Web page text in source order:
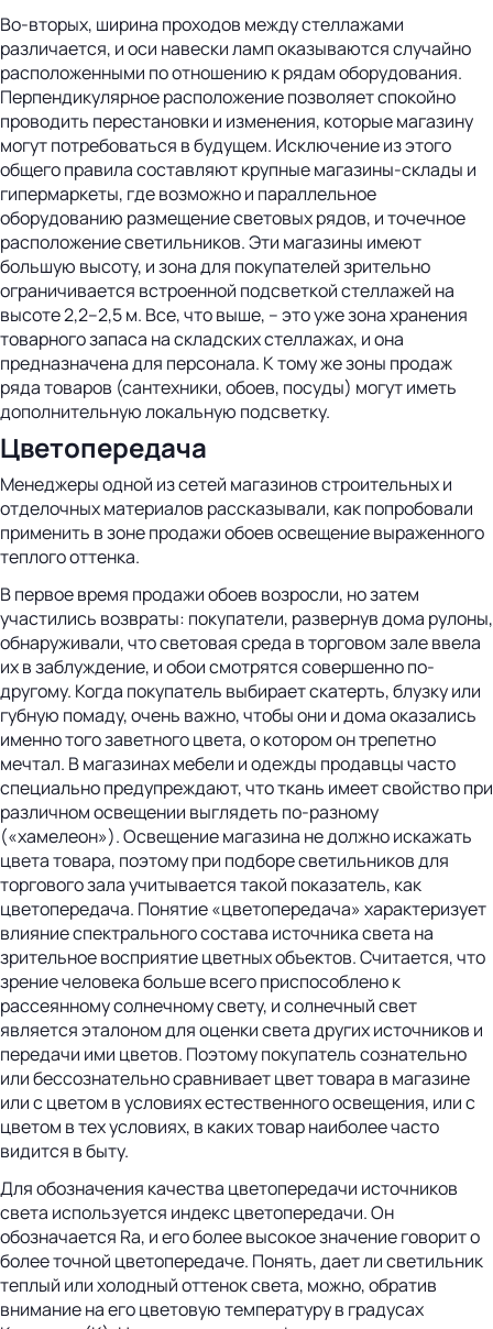
Во-вторых, ширина проходов между стеллажами
различается, и оси навески ламп оказываются случайно
расположенными по отношению к рядам оборудования.
Перпендикулярное расположение позволяет спокойно
проводить перестановки и изменения, которые магазину
могут потребоваться в будущем. Исключение из этого
общего правила составляют крупные магазины-склады и
гипермаркеты, где возможно и параллельное
оборудованию размещение световых рядов, и точечное
расположение светильников. Эти магазины имеют
большую высоту, и зона для покупателей зрительно
ограничивается встроенной подсветкой стеллажей на
высоте 2,2–2,5 м. Все, что выше, – это уже зона хранения
товарного запаса на складских стеллажах, и она
предназначена для персонала. К тому же зоны продаж
ряда товаров (сантехники, обоев, посуды) могут иметь
дополнительную локальную подсветку.
Цветопередача
Менеджеры одной из сетей магазинов строительных и
отделочных материалов рассказывали, как попробовали
применить в зоне продажи обоев освещение выраженного
теплого оттенка.
В первое время продажи обоев возросли, но затем
участились возвраты: покупатели, развернув дома рулоны,
обнаруживали, что световая среда в торговом зале ввела
их в заблуждение, и обои смотрятся совершенно по-
другому. Когда покупатель выбирает скатерть, блузку или
губную помаду, очень важно, чтобы они и дома оказались
именно того заветного цвета, о котором он трепетно
мечтал. В магазинах мебели и одежды продавцы часто
специально предупреждают, что ткань имеет свойство при
различном освещении выглядеть по-разному
(«хамелеон»). Освещение магазина не должно искажать
цвета товара, поэтому при подборе светильников для
торгового зала учитывается такой показатель, как
цветопередача. Понятие «цветопередача» характеризует
влияние спектрального состава источника света на
зрительное восприятие цветных объектов. Считается, что
зрение человека больше всего приспособлено к
рассеянному солнечному свету, и солнечный свет
является эталоном для оценки света других источников и
передачи ими цветов. Поэтому покупатель сознательно
или бессознательно сравнивает цвет товара в магазине
или с цветом в условиях естественного освещения, или с
цветом в тех условиях, в каких товар наиболее часто
видится в быту.
Для обозначения качества цветопередачи источников
света используется индекс цветопередачи. Он
обозначается Ra, и его более высокое значение говорит о
более точной цветопередаче. Понять, дает ли светильник
теплый или холодный оттенок света, можно, обратив
внимание на его цветовую температуру в градусах